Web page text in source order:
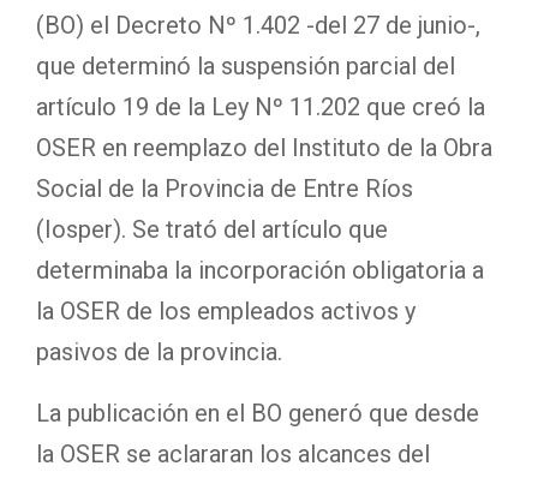
(BO) el Decreto Nº 1.402 -del 27 de junio-,
que determinó la suspensión parcial del
artículo 19 de la Ley Nº 11.202 que creó la
OSER en reemplazo del Instituto de la Obra
Social de la Provincia de Entre Ríos
(Iosper). Se trató del artículo que
determinaba la incorporación obligatoria a
la OSER de los empleados activos y
pasivos de la provincia.
La publicación en el BO generó que desde
la OSER se aclararan los alcances del